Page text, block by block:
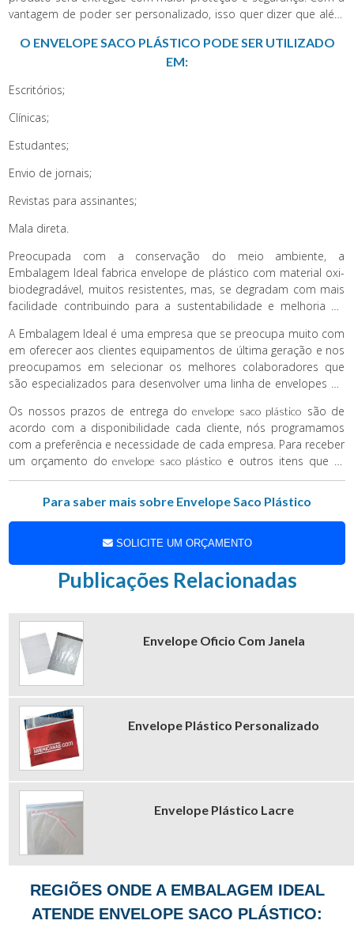
vantagem de poder ser personalizado, isso quer dizer que além
empresa não perderá a identidade visual com o público, o que é
O ENVELOPE SACO PLÁSTICO PODE SER UTILIZADO
EM:
Escritórios;
Clínicas;
Estudantes;
Envio de jornais;
Revistas para assinantes;
Mala direta.
Preocupada com a conservação do meio ambiente, a
Embalagem Ideal fabrica envelope de plástico com material oxi-
biodegradável, muitos resistentes, mas, se degradam com mais
facilidade contribuindo para a sustentabilidade e melhoria da
A Embalagem Ideal é uma empresa que se preocupa muito com
em oferecer aos clientes equipamentos de última geração e nos
preocupamos em selecionar os melhores colaboradores que
são especializados para desenvolver uma linha de envelopes de
oferecem qualidade, tecnologia e excelência para empresas que
confiam seus negócios em nossas mãos.
Os nossos prazos de entrega doenvelope saco plástico são de
acordo com a disponibilidade cada cliente, nós programamos
com a preferência e necessidade de cada empresa. Para receber
um orçamento doenvelope saco plástico e outros itens que te
interessam, basta unir dados como (largura x comprimento x
espessura), a quantidade que pretende utilizar e entrar em
contato com um de nossos consultores. Lembrando que nos
disponibilizamos para qualquer dúvida e fazemos encomendas
personalizadas de acordo com a necessidade da sua empresa e
do seu cliente.
Para saber mais sobre Envelope Saco Plástico
SOLICITE UM ORÇAMENTO
Publicações Relacionadas
Envelope Oficio Com Janela
Envelope Plástico Personalizado
Envelope Plástico Lacre
REGIÕES ONDE A EMBALAGEM IDEAL
ATENDE ENVELOPE SACO PLÁSTICO: